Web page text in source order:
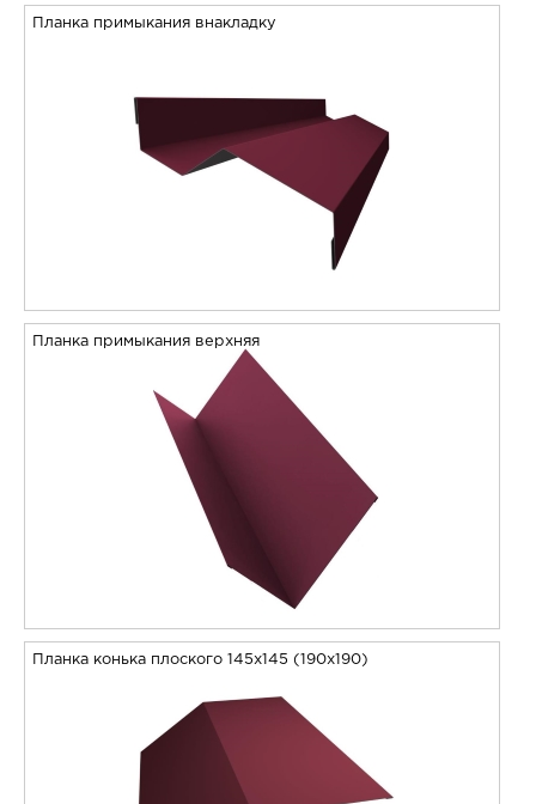
Планка примыкания внакладку
Планка примыкания верхняя
Планка конька плоского 145х145 (190х190)